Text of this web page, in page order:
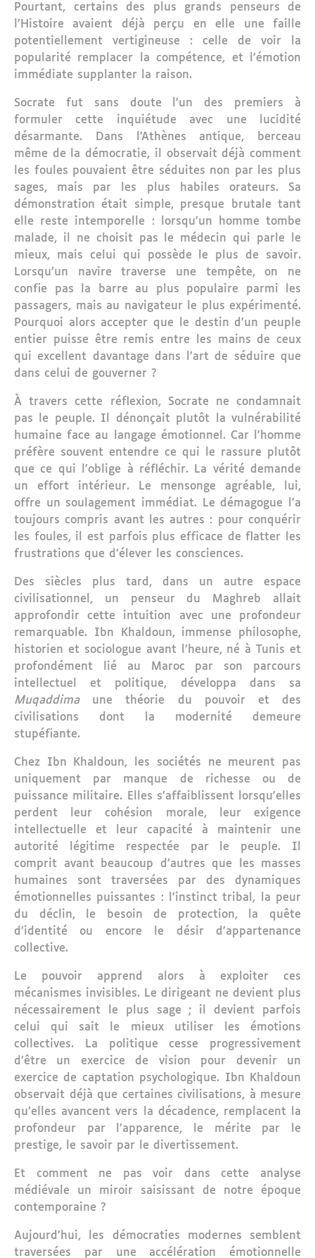
Pourtant, certains des plus grands penseurs de
l’Histoire avaient déjà perçu en elle une faille
potentiellement vertigineuse : celle de voir la
popularité remplacer la compétence, et l’émotion
immédiate supplanter la raison.
Socrate fut sans doute l’un des premiers à
formuler cette inquiétude avec une lucidité
désarmante. Dans l’Athènes antique, berceau
même de la démocratie, il observait déjà comment
les foules pouvaient être séduites non par les plus
sages, mais par les plus habiles orateurs. Sa
démonstration était simple, presque brutale tant
elle reste intemporelle : lorsqu’un homme tombe
malade, il ne choisit pas le médecin qui parle le
mieux, mais celui qui possède le plus de savoir.
Lorsqu’un navire traverse une tempête, on ne
confie pas la barre au plus populaire parmi les
passagers, mais au navigateur le plus expérimenté.
Pourquoi alors accepter que le destin d’un peuple
entier puisse être remis entre les mains de ceux
qui excellent davantage dans l’art de séduire que
dans celui de gouverner ?
À travers cette réflexion, Socrate ne condamnait
pas le peuple. Il dénonçait plutôt la vulnérabilité
humaine face au langage émotionnel. Car l’homme
préfère souvent entendre ce qui le rassure plutôt
que ce qui l’oblige à réfléchir. La vérité demande
un effort intérieur. Le mensonge agréable, lui,
offre un soulagement immédiat. Le démagogue l’a
toujours compris avant les autres : pour conquérir
les foules, il est parfois plus efficace de flatter les
frustrations que d’élever les consciences.
Des siècles plus tard, dans un autre espace
civilisationnel, un penseur du Maghreb allait
approfondir cette intuition avec une profondeur
remarquable. Ibn Khaldoun, immense philosophe,
historien et sociologue avant l’heure, né à Tunis et
profondément lié au Maroc par son parcours
intellectuel et politique, développa dans sa
Muqaddimaune théorie du pouvoir et des
civilisations dont la modernité demeure
stupéfiante.
Chez Ibn Khaldoun, les sociétés ne meurent pas
uniquement par manque de richesse ou de
puissance militaire. Elles s’affaiblissent lorsqu’elles
perdent leur cohésion morale, leur exigence
intellectuelle et leur capacité à maintenir une
autorité légitime respectée par le peuple. Il
comprit avant beaucoup d’autres que les masses
humaines sont traversées par des dynamiques
émotionnelles puissantes : l’instinct tribal, la peur
du déclin, le besoin de protection, la quête
d’identité ou encore le désir d’appartenance
collective.
Le pouvoir apprend alors à exploiter ces
mécanismes invisibles. Le dirigeant ne devient plus
nécessairement le plus sage ; il devient parfois
celui qui sait le mieux utiliser les émotions
collectives. La politique cesse progressivement
d’être un exercice de vision pour devenir un
exercice de captation psychologique. Ibn Khaldoun
observait déjà que certaines civilisations, à mesure
qu’elles avancent vers la décadence, remplacent la
profondeur par l’apparence, le mérite par le
prestige, le savoir par le divertissement.
Et comment ne pas voir dans cette analyse
médiévale un miroir saisissant de notre époque
contemporaine ?
Aujourd’hui, les démocraties modernes semblent
traversées par une accélération émotionnelle